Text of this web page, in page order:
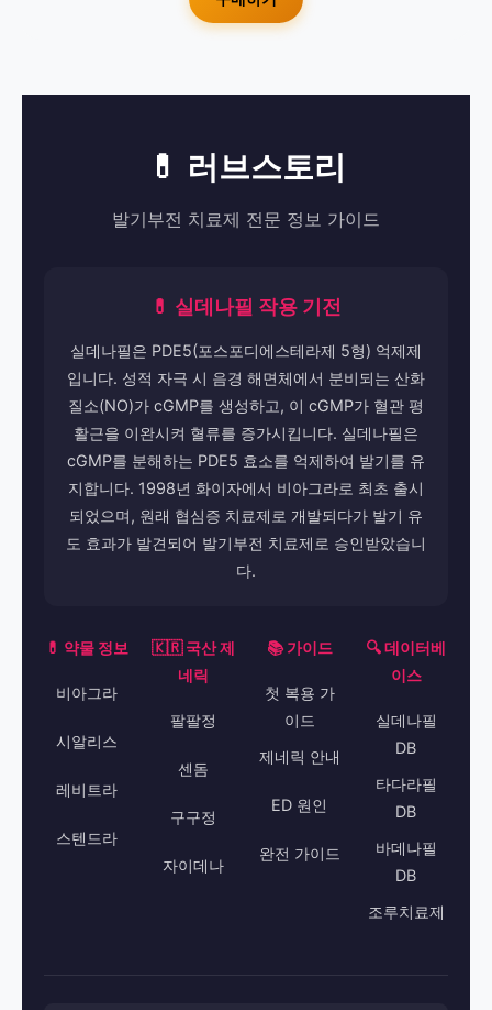
💊 러브스토리
발기부전 치료제 전문 정보 가이드
💊 실데나필 작용 기전
실데나필은 PDE5(포스포디에스테라제 5형) 억제제
입니다. 성적 자극 시 음경 해면체에서 분비되는 산화
질소(NO)가 cGMP를 생성하고, 이 cGMP가 혈관 평
활근을 이완시켜 혈류를 증가시킵니다. 실데나필은
cGMP를 분해하는 PDE5 효소를 억제하여 발기를 유
지합니다. 1998년 화이자에서 비아그라로 최초 출시
되었으며, 원래 협심증 치료제로 개발되다가 발기 유
도 효과가 발견되어 발기부전 치료제로 승인받았습니
다.
💊 약물 정보
비아그라
시알리스
레비트라
스텐드라
🇰🇷 국산 제
네릭
팔팔정
센돔
구구정
자이데나
📚 가이드
첫 복용 가
이드
제네릭 안내
ED 원인
완전 가이드
🔍 데이터베
이스
실데나필
DB
타다라필
DB
바데나필
DB
조루치료제